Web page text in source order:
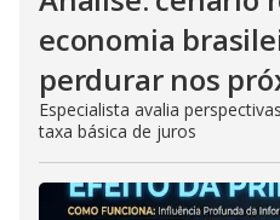
economia
perdurar nos
Especialista avalia
taxa básica de juros